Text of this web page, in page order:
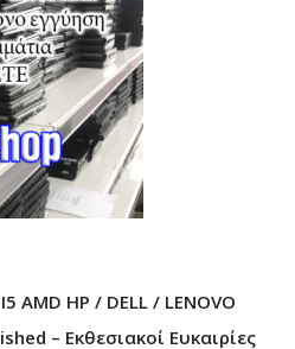
AMD HP / DELL / LENOVO
– Εκθεσιακοί Ευκαιρίες